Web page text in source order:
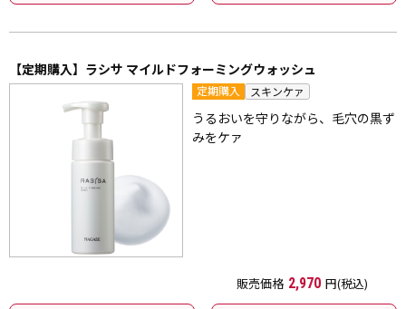
【定期購入】ラシサ マイルドフォーミングウォッシュ
定期購入 スキンケァ
うるおいを守りながら、毛穴の黒ず
みをケァ
販売価格 2,970 円(税込)